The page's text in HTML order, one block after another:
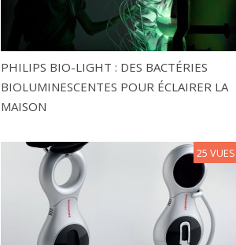
PHILIPS BIO-LIGHT : DES BACTÉRIES
BIOLUMINESCENTES POUR ÉCLAIRER LA
MAISON
25 VUES